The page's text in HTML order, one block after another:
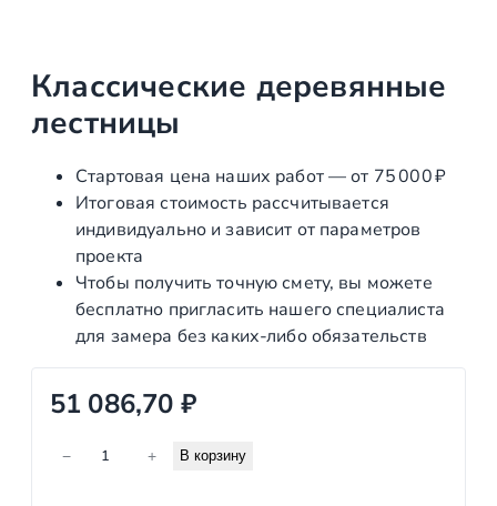
Классические деревянные
лестницы
Стартовая цена наших работ — от 75 000 ₽
Итоговая стоимость рассчитывается
индивидуально и зависит от параметров
проекта
Чтобы получить точную смету, вы можете
бесплатно пригласить нашего специалиста
для замера без каких‑либо обязательств
51 086,70 ₽
− + В корзину